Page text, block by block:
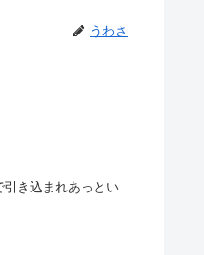
うわさ
引き込まれあっとい